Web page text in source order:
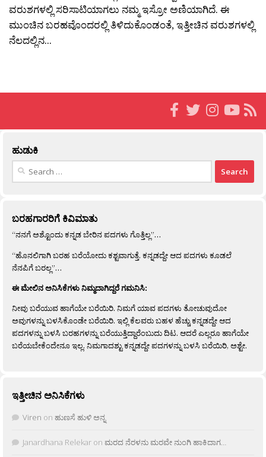
ವರುಶಗಳಲ್ಲಿ ಸರಿಸಾಟಿಯಾಗಲು ನಮ್ಮ ಇಸ್ರೋ ಅಣಿಯಾಗಿದೆ. ಈ
ಮುಂಚಿನ ಬರಹವೊಂದರಲ್ಲಿ ತಿಳಿದುಕೊಂಡಂತೆ, ಇತ್ತೀಚಿನ ವರುಶಗಳಲ್ಲಿ
ನೆಲದಲ್ಲಿನ...
ಹುಡುಕಿ
Search
ಬರಹಗಾರರಿಗೆ ಕಿವಿಮಾತು
“ನನಗೆ ಅಶ್ಟೊಂದು ಕನ್ನಡ ಬೇರಿನ ಪದಗಳು ಗೊತ್ತಿಲ್ಲ”…
“ಹೊನಲಿಗಾಗಿ ಬರಹ ಬರೆಯೋದು ಕಶ್ಟವಾಗುತ್ತೆ. ಕನ್ನಡದ್ದೇ ಆದ ಪದಗಳು ಕೂಡಲೆ
ನೆನಪಿಗೆ ಬರಲ್ಲ”…
ಈ ಮೇಲಿನ ಅನಿಸಿಕೆಗಳು ನಿಮ್ಮದಾಗಿದ್ದರೆ ಗಮನಿಸಿ:
ನೀವು ಬರೆಯುವ ಹಾಗೆಯೇ ಬರೆಯಿರಿ. ನಿಮಗೆ ಯಾವ ಪದಗಳು ತೋಚುವುದೋ
ಅವುಗಳನ್ನು ಬಳಸಿಕೊಂಡೇ ಬರೆಯಿರಿ. ಇಲ್ಲಿ ಕೆಲವರು ಬಹಳ ಹೆಚ್ಚು ಕನ್ನಡದ್ದೇ ಆದ
ಪದಗಳನ್ನು ಬಳಸಿ ಬರಹಗಳನ್ನು ಬರೆಯುತ್ತಿದ್ದಾರೆಂಬುದು ದಿಟ. ಆದರೆ ಎಲ್ಲರೂ ಹಾಗೆಯೇ
ಬರೆಯಬೇಕೆಂದೇನೂ ಇಲ್ಲ. ನಿಮಗಾದಶ್ಟು ಕನ್ನಡದ್ದೇ ಪದಗಳನ್ನು ಬಳಸಿ ಬರೆಯಿರಿ, ಅಶ್ಟೇ.
ಇತ್ತೀಚಿನ ಅನಿಸಿಕೆಗಳು
Viren on ಹುಣಸೆ ಹುಳಿ ಅನ್ನ
Janardhana Relekar on ಮರದ ನೆರಳನು ಮರವೇ ನುಂಗಿ ಹಾಕಿದಾಗ…